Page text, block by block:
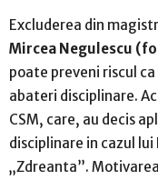
Excluderea din
Mircea Negulescu
poate preveni riscul
abateri disciplinare.
CSM, care, au decis
disciplinare in cazul
„Zdreanta”.